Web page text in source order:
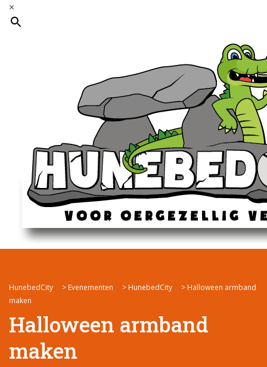
×
HunebedCity > Evenementen > HunebedCity > Halloween armband
maken
Halloween armband
maken